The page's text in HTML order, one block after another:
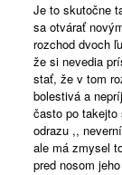
Je to skutočne
sa otvárať
rozchod dvoch
že si nevedia
stať, že v tom
bolestivá a
často po takejto
odrazu ,,
ale má zmysel
pred nosom